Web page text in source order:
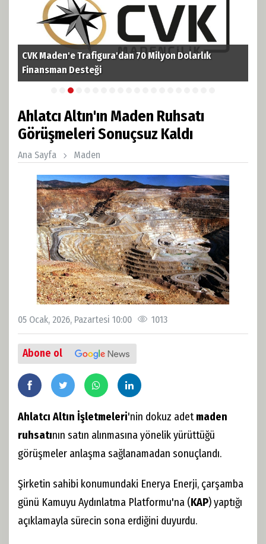
CVK Maden'e Trafigura'dan 70 Milyon Dolarlık
Finansman Desteği
Ahlatcı Altın'ın Maden Ruhsatı
Görüşmeleri Sonuçsuz Kaldı
Ana Sayfa Maden
05 Ocak, 2026, Pazartesi 10:00 1013
Abone ol
Ahlatcı Altın İşletmeleri'nin dokuz adetmaden
ruhsatının satın alınmasına yönelik yürüttüğü
görüşmeler anlaşma sağlanamadan sonuçlandı.
Şirketin sahibi konumundaki Enerya Enerji, çarşamba
günü Kamuyu Aydınlatma Platformu'na (KAP) yaptığı
açıklamayla sürecin sona erdiğini duyurdu.